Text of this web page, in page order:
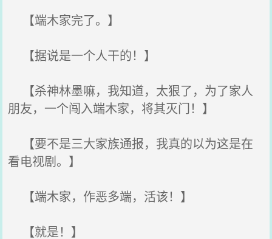
【端木家完了。】
【据说是一个人干的！】
【杀神林墨嘛，我知道，太狠了，为了家人
朋友，一个闯入端木家，将其灭门！】
【要不是三大家族通报，我真的以为这是在
看电视剧。】
【端木家，作恶多端，活该！】
【就是！】